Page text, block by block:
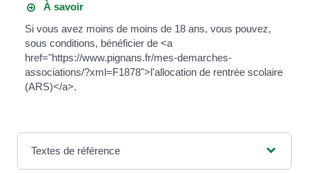
À savoir
Si vous avez moins de moins de 18 ans, vous pouvez,
sous conditions, bénéficier de <a
href="https://www.pignans.fr/mes-demarches-
associations/?xml=F1878">l'allocation de rentrée scolaire
(ARS)</a>.
Textes de référence